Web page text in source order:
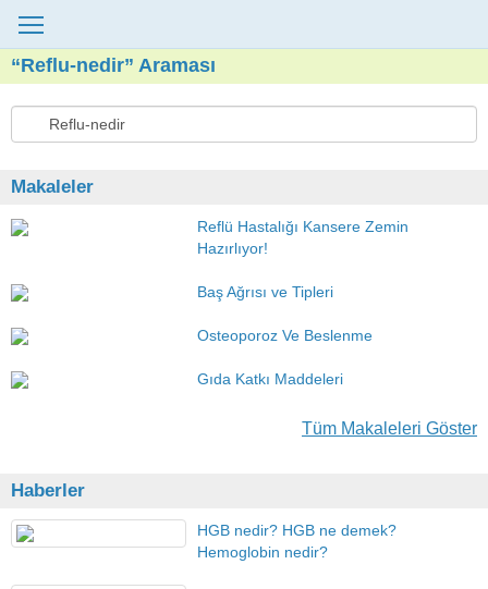
“Reflu-nedir” Araması
Makaleler
Reflü Hastalığı Kansere Zemin
Hazırlıyor!
Baş Ağrısı ve Tipleri
Osteoporoz Ve Beslenme
Gıda Katkı Maddeleri
Tüm Makaleleri Göster
Haberler
HGB nedir? HGB ne demek?
Hemoglobin nedir?